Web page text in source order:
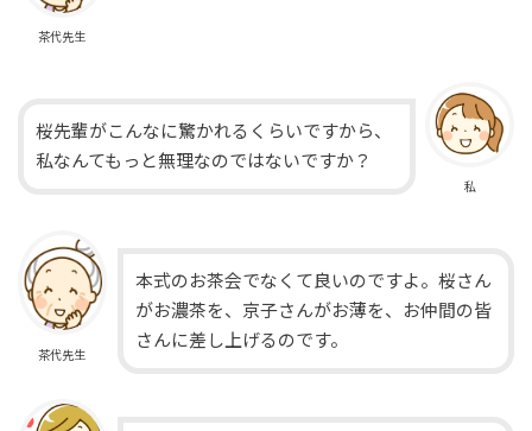
茶代先生
私
桜先輩がこんなに驚かれるくらいですから、
私なんてもっと無理なのではないですか？
茶代先生
本式のお茶会でなくて良いのですよ。桜さん
がお濃茶を、京子さんがお薄を、お仲間の皆
さんに差し上げるのです。